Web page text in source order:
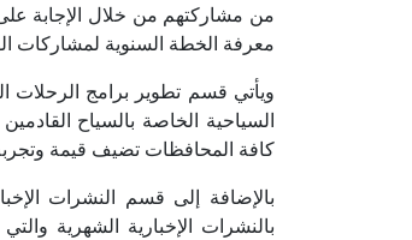
من مشاركتهم من خلال الإجابة
معرفة الخطة السنوية لمشاركات
ويأتي قسم تطوير برامج الرحلات
السياحية الخاصة بالسياح
كافة المحافظات تضيف قيمة
بالإضافة إلى قسم النشرات
بالنشرات الإخبارية الشهرية